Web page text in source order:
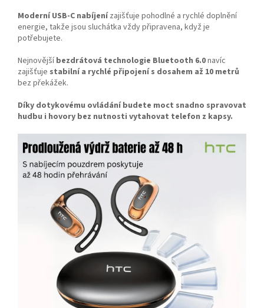
Moderní USB-C nabíjenízajišťuje pohodlné a rychlé doplnění
energie, takže jsou sluchátka vždy připravena, když je
potřebujete.
Nejnovějšíbezdrátová technologie Bluetooth 6.0navíc
zajišťuje stabilní a rychlé připojení s dosahem až 10 metrů
bez překážek.
Díky dotykovému ovládání budete moct snadno spravovat
hudbu i hovory bez nutnosti vytahovat telefon z kapsy.
Odeslat